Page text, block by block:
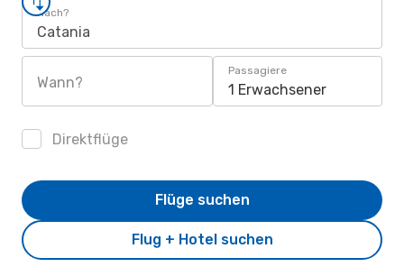
Nach?
Catania
Wann?
Passagiere
1 Erwachsener
Direktflüge
Flug + Hotel suchen
Flüge suchen